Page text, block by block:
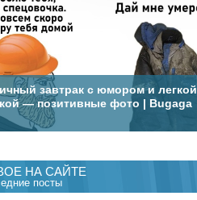
завтрак с юмором и легкой
— позитивные фото | Bugaga
НА САЙТЕ
посты